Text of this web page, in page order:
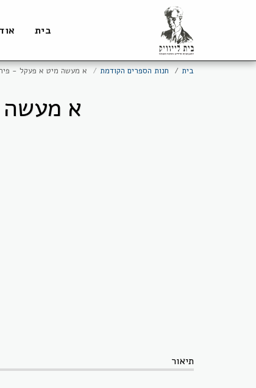
בית
בית חנות הספרים הקודמת א מעשה מיט א פעקל -
א מעשה
תיאור